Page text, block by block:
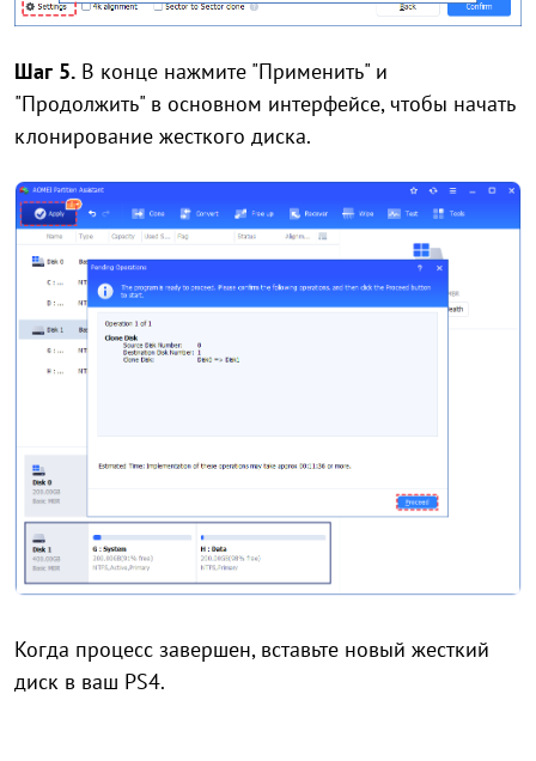
Шаг 5. В конце нажмите "Применить" и
"Продолжить" в основном интерфейсе, чтобы начать
клонирование жесткого диска.
Когда процесс завершен, вставьте новый жесткий
диск в ваш PS4.